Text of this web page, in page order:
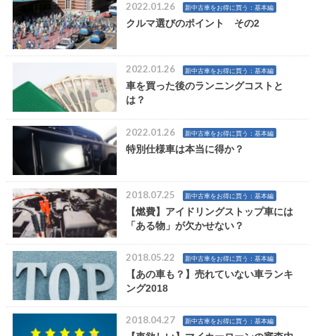
2022.01.26 新中古車をお得に買う：基本編
クルマ選びのポイント その2
2022.01.26 新中古車をお得に買う：基本編
車を買った後のランニングコストと
は？
2022.01.26 新中古車をお得に買う：基本編
特別仕様車は本当に得か？
2018.07.25 新中古車をお得に買う：基本編
【燃費】アイドリングストップ車には
「ある物」が欠かせない？
2018.05.22 新中古車をお得に買う：基本編
【あの車も？】売れていない車ランキ
ング2018
2018.04.27 新中古車をお得に買う：基本編